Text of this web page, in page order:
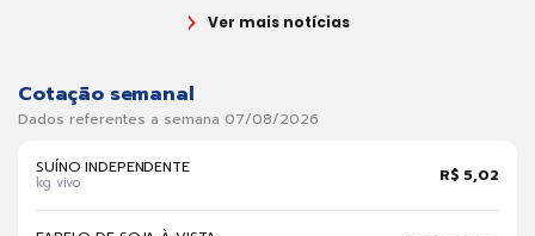
Ver mais notícias
Cotação semanal
Dados referentes a semana 07/08/2026
SUÍNO INDEPENDENTE
kg vivo R$ 5,02